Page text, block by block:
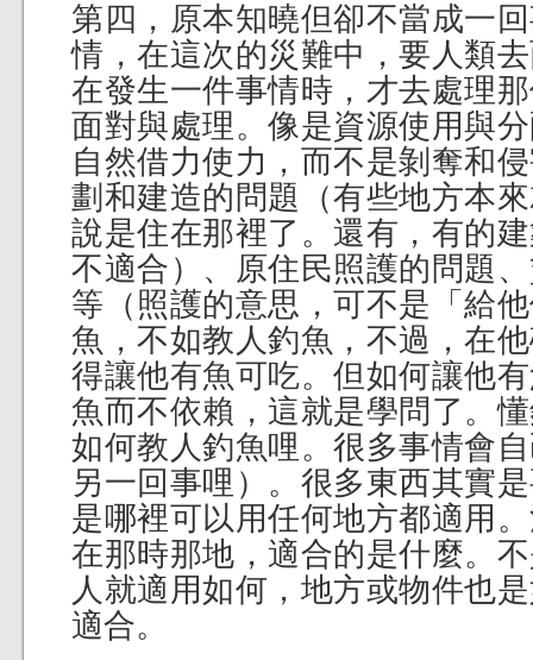
第四，原本知曉但卻不當成一
情，在這次的災難中，要人類
在發生一件事情時，才去處理
面對與處理。像是資源使用與
自然借力使力，而不是剝奪和
劃和建造的問題（有些地方本
說是住在那裡了。還有，有的
不適合）、原住民照護的問題
等（照護的意思，可不是「給
魚，不如教人釣魚，不過，在
得讓他有魚可吃。但如何讓他
魚而不依賴，這就是學問了。
如何教人釣魚哩。很多事情會
另一回事哩）。很多東西其實
是哪裡可以用任何地方都適用
在那時那地，適合的是什麼。
人就適用如何，地方或物件也
適合。